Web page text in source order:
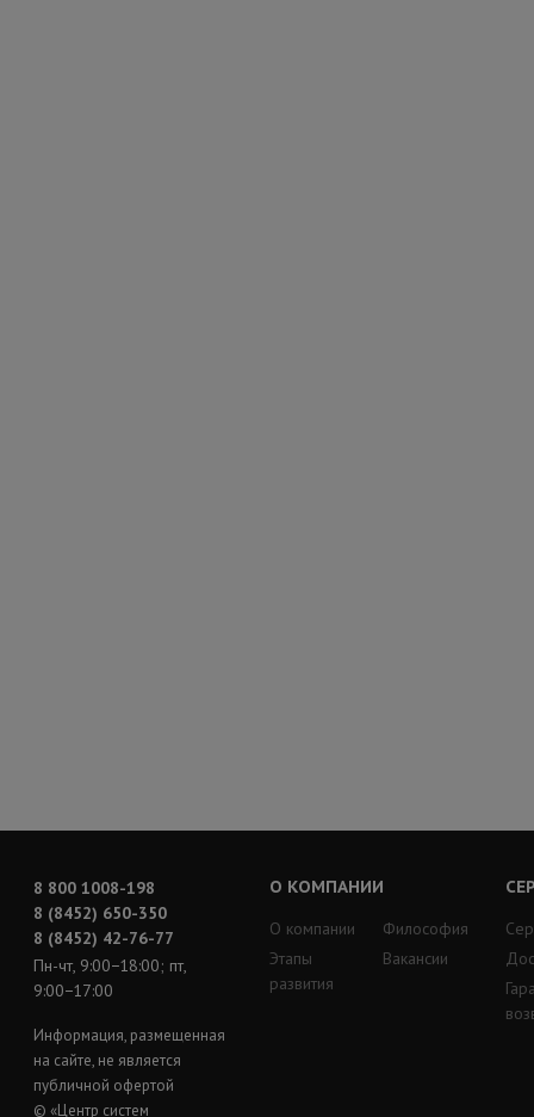
8 800 1008-198
8 (8452) 650-350
8 (8452) 42-76-77
Пн-чт, 9:00−18:00; пт,
9:00−17:00
Информация, размещенная
на сайте, не является
публичной офертой
© «Центр систем
О КОМПАНИИ
О компании
Этапы
развития
Философия
Вакансии